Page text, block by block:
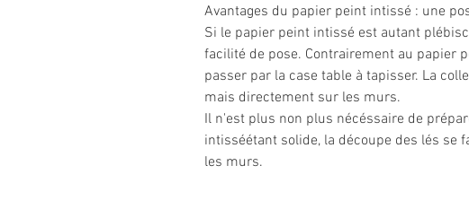
Avantages du papier peint intissé : une
Si le papier peint intissé est autant
facilité de pose. Contrairement au papier
passer par la case table à tapisser. La
mais directement sur les murs.
Il n'est plus non plus nécéssaire de
intisséétant solide, la découpe des lés se
les murs.